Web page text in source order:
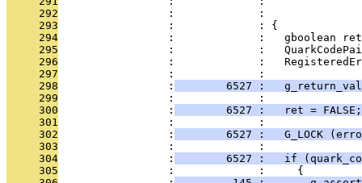
     292
:             :
     293
                 :             : {
     294
:             :   gboolean
     295
:             :
     296
:             :
     297
                 :             :
     298
                 :
6527 :
     299
                 :             :
     300
                 :
        6527 :   ret = FALSE;
     301
                 :             :
     302
                 :
6527 :   G_LOCK
     303
                 :             :
     304
                 :
6527 :   if
     305
                 :             :     {